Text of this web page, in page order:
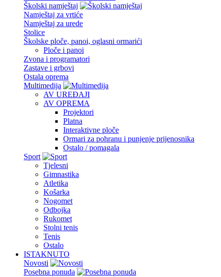
Školski namještaj
Namještaj za vrtiće
Namještaj za urede
Stolice
Školske ploče, panoi, oglasni ormarići
Ploče i panoi
Zvona i programatori
Zastave i grbovi
Ostala oprema
Multimedija
AV UREĐAJI
AV OPREMA
Projektori
Platna
Interaktivne ploče
Ormari za pohranu i punjenje prijenosnika
Ostalo / pomagala
Sport
Tjelesni
Gimnastika
Atletika
Košarka
Nogomet
Odbojka
Rukomet
Stolni tenis
Tenis
Ostalo
ISTAKNUTO
Novosti
Posebna ponuda